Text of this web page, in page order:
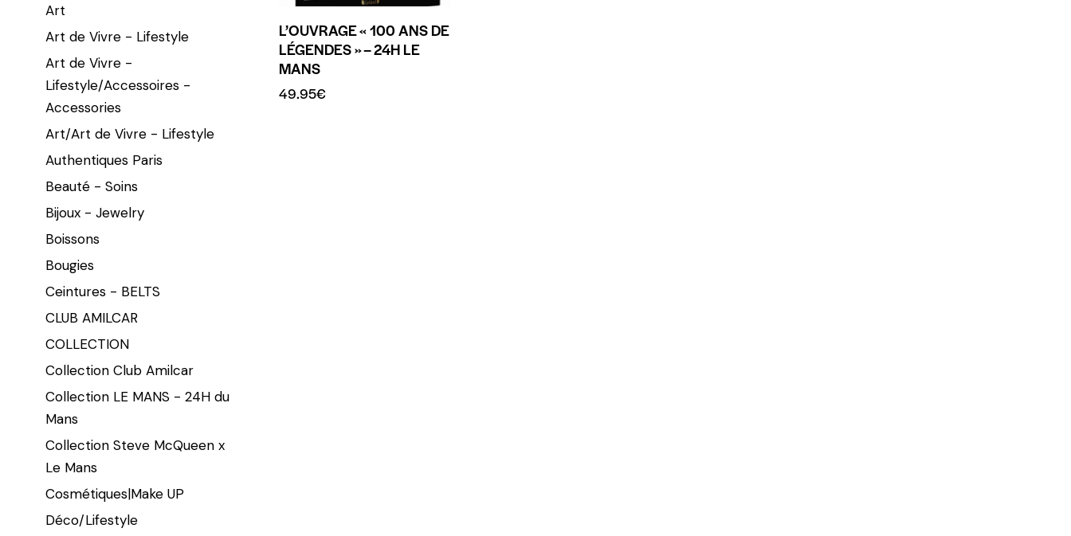
L’OUVRAGE « 100 ANS DE
LÉGENDES » – 24H LE
MANS
49.95€
Art
Art de Vivre - Lifestyle
Art de Vivre -
Lifestyle/Accessoires -
Accessories
Art/Art de Vivre - Lifestyle
Authentiques Paris
Beauté - Soins
Bijoux - Jewelry
Boissons
Bougies
Ceintures - BELTS
CLUB AMILCAR
COLLECTION
Collection Club Amilcar
Collection LE MANS - 24H du
Mans
Collection Steve McQueen x
Le Mans
Cosmétiques|Make UP
Déco/Lifestyle